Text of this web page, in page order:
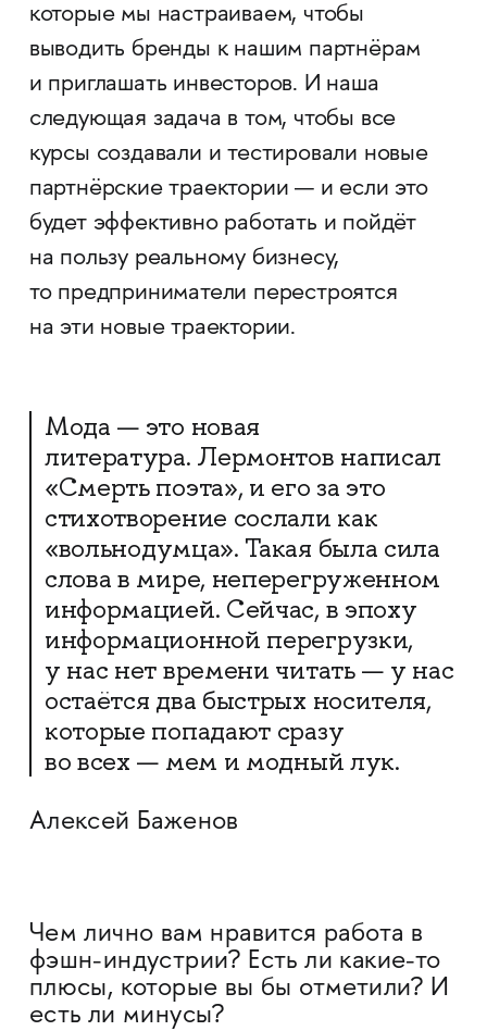
которые мы настраиваем, чтобы
выводить бренды к нашим партнёрам
и приглашать инвесторов. И наша
следующая задача в том, чтобы все
курсы создавали и тестировали новые
партнёрские траектории — и если это
будет эффективно работать и пойдёт
на пользу реальному бизнесу,
то предприниматели перестроятся
на эти новые траектории.
Мода — это новая
литература. Лермонтов написал
«Смерть поэта», и его за это
стихотворение сослали как
«вольнодумца». Такая была сила
слова в мире, неперегруженном
информацией. Сейчас, в эпоху
информационной перегрузки,
у нас нет времени читать — у нас
остаётся два быстрых носителя,
которые попадают сразу
во всех — мем и модный лук.
Алексей Баженов
Чем лично вам нравится работа в
фэшн-индустрии? Есть ли какие-то
плюсы, которые вы бы отметили? И
есть ли минусы?